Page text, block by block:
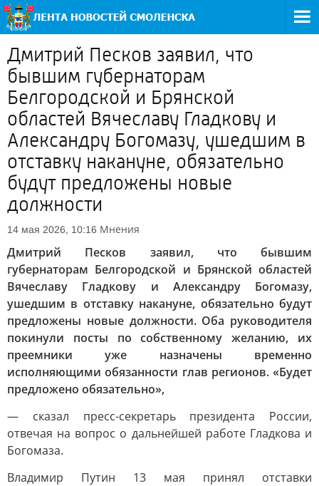
Дмитрий Песков заявил, что
бывшим губернаторам
Белгородской и Брянской
областей Вячеславу Гладкову и
Александру Богомазу, ушедшим в
отставку накануне, обязательно
будут предложены новые
должности
14 мая 2026, 10:16 Мнения
Дмитрий Песков заявил, что бывшим
губернаторам Белгородской и Брянской областей
Вячеславу Гладкову и Александру Богомазу,
ушедшим в отставку накануне, обязательно будут
предложены новые должности. Оба руководителя
покинули посты по собственному желанию, их
преемники уже назначены временно
исполняющими обязанности глав регионов. «Будет
предложено обязательно»,
— сказал пресс-секретарь президента России,
отвечая на вопрос о дальнейшей работе Гладкова и
Богомаза.
Владимир Путин 13 мая принял отставки